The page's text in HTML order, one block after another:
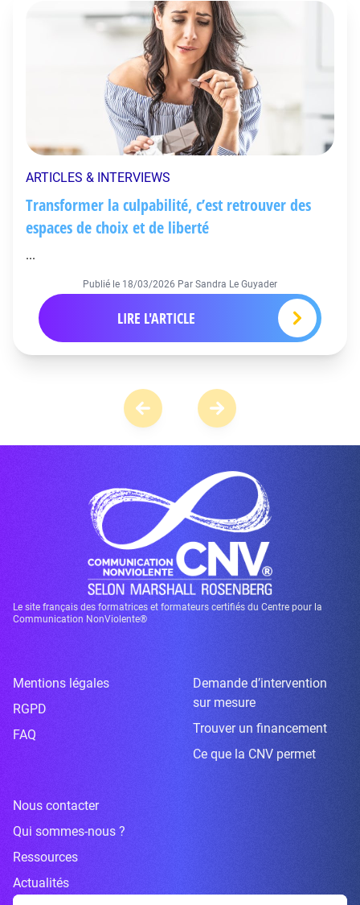
ARTICLES & INTERVIEWS
Transformer la culpabilité, c’est retrouver des
espaces de choix et de liberté
...
Publié le 18/03/2026 Par Sandra Le Guyader
LIRE L'ARTICLE
Le site français des formatrices et formateurs certifiés du Centre pour la
Communication NonViolente®
Mentions légales
RGPD
FAQ
Demande d’intervention
sur mesure
Trouver un financement
Ce que la CNV permet
Nous contacter
Qui sommes-nous ?
Ressources
Actualités